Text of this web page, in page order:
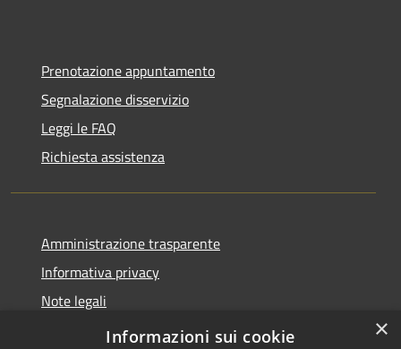
Prenotazione appuntamento
Segnalazione disservizio
Leggi le FAQ
Richiesta assistenza
Amministrazione trasparente
Informativa privacy
Note legali
Dichiarazione di accessibilità
×
Informazioni sui cookie